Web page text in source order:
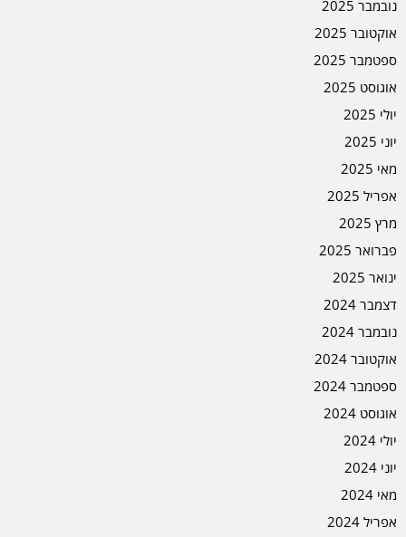
נובמבר 2025
אוקטובר 2025
ספטמבר 2025
אוגוסט 2025
יולי 2025
יוני 2025
מאי 2025
אפריל 2025
מרץ 2025
פברואר 2025
ינואר 2025
דצמבר 2024
נובמבר 2024
אוקטובר 2024
ספטמבר 2024
אוגוסט 2024
יולי 2024
יוני 2024
מאי 2024
אפריל 2024